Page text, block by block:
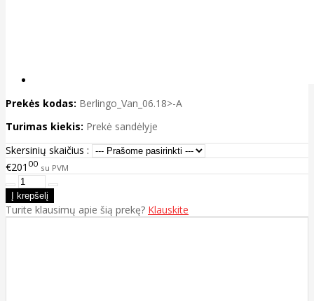
Prekės kodas: Berlingo_Van_06.18>-A
Turimas kiekis: Prekė sandėlyje
Skersinių skaičius :
€201 00 su PVM
Turite klausimų apie šią prekę? Klauskite